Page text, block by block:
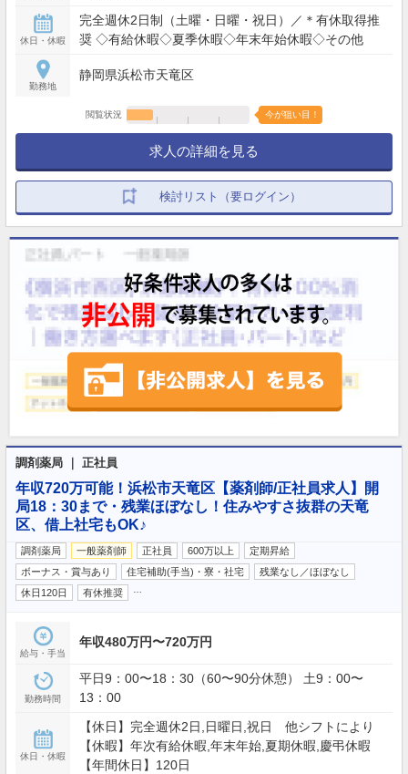
休日・休暇
完全週休2日制（土曜・日曜・祝日）／＊有休取得推
奨 ◇有給休暇◇夏季休暇◇年末年始休暇◇その他
勤務地
静岡県浜松市天竜区
閲覧状況 今が狙い目！
求人の詳細を見る
検討リスト（要ログイン）
調剤薬局 ｜ 正社員
年収720万可能！浜松市天竜区【薬剤師/正社員求人】開
局18：30まで・残業ほぼなし！住みやすさ抜群の天竜
区、借上社宅もOK♪
調剤薬局 一般薬剤師 正社員 600万以上
定期昇給
ボーナス・賞与あり
住宅補助(手当)・寮・社宅
残業なし／ほぼなし
休日120日
有休推奨
給与・手当
年収480万円〜720万円
勤務時間
平日9：00〜18：30（60〜90分休憩） 土9：00〜
13：00
休日・休暇
【休日】完全週休2日,日曜日,祝日 他シフトにより
【休暇】年次有給休暇,年末年始,夏期休暇,慶弔休暇
【年間休日】120日